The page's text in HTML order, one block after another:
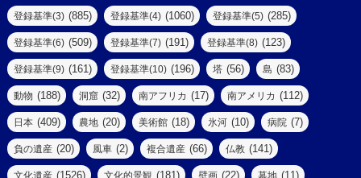
(39)
(290)
(7)
(6)
(3)
(61)
(9)
(2)
(17)
(8)
(4)
(8)
(2)
(2)
(10)
登録基準(3) (885) 登録基準(4) (1060) 登録基準(5) (285)
登録基準(6) (509) 登録基準(7) (191) 登録基準(8) (123)
登録基準(9) (161) 登録基準(10) (196) 塔 (56) 島 (83)
動物 (188) 洞窟 (32) 南アフリカ (17) 南アメリカ (112)
日本 (409) 農地 (20) 美術館 (18) 氷河 (10) 病院 (7)
負の遺産 (20) 風車 (2) 複合遺産 (66) 仏教 (141)
(1526) (181) (22) (11)